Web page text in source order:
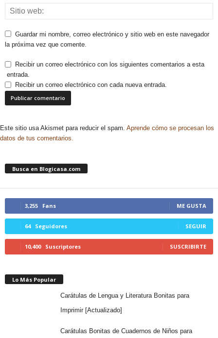
Guardar mi nombre, correo electrónico y sitio web en este navegador
la próxima vez que comente.
Recibir un correo electrónico con los siguientes comentarios a esta
entrada.
Recibir un correo electrónico con cada nueva entrada.
Este sitio usa Akismet para reducir el spam. Aprende cómo se procesan los
datos de tus comentarios.
Busca en Blogicasa.com
3,255 Fans ME GUSTA
64 Seguidores SEGUIR
10,400 Suscriptores SUSCRIBIRTE
Lo Más Popular
Carátulas de Lengua y Literatura Bonitas para
Imprimir [Actualizado]
Carátulas Bonitas de Cuadernos de Niños para